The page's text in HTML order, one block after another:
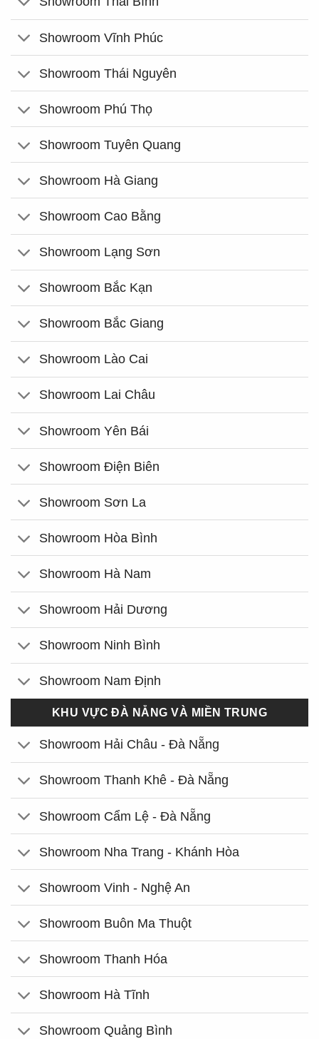
Showroom Vĩnh Phúc
Showroom Thái Nguyên
Showroom Phú Thọ
Showroom Tuyên Quang
Showroom Hà Giang
Showroom Cao Bằng
Showroom Lạng Sơn
Showroom Bắc Kạn
Showroom Bắc Giang
Showroom Lào Cai
Showroom Lai Châu
Showroom Yên Bái
Showroom Điện Biên
Showroom Sơn La
Showroom Hòa Bình
Showroom Hà Nam
Showroom Hải Dương
Showroom Ninh Bình
Showroom Nam Định
KHU VỰC ĐÀ NẴNG VÀ MIỀN TRUNG
Showroom Hải Châu - Đà Nẵng
Showroom Thanh Khê - Đà Nẵng
Showroom Cẩm Lệ - Đà Nẵng
Showroom Nha Trang - Khánh Hòa
Showroom Vinh - Nghệ An
Showroom Buôn Ma Thuột
Showroom Thanh Hóa
Showroom Hà Tĩnh
Showroom Quảng Bình